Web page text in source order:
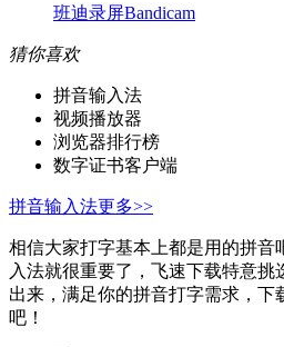
班迪录屏Bandicam
猜你喜欢
拼音输入法
视频播放器
浏览器排行榜
数字证书客户端
拼音输入法更多>>
相信大家打字基本上都是用的拼音
入法就很重要了，飞速下载特意
出来，满足你的拼音打字需求，下
吧！